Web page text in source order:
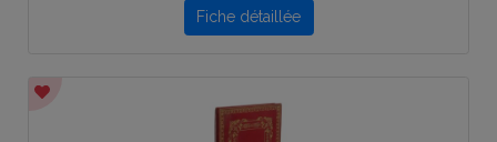
Fiche détaillée